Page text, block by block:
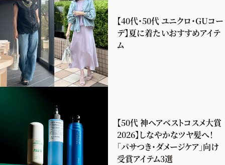
【40代・50代 ユニクロ・GUコー
デ】夏に着たいおすすめアイテ
ム
【50代 神ヘアベストコスメ大賞
2026】しなやかなツヤ髪へ！
「パサつき・ダメージケア」向け
受賞アイテム3選